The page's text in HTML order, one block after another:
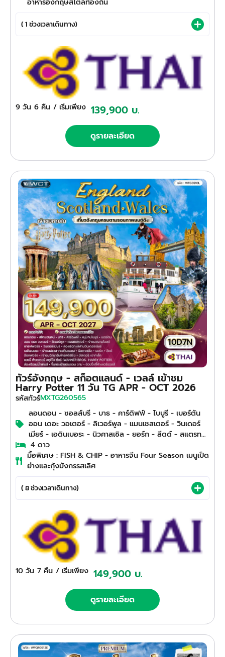
( 1 ช่วงเวลาเดินทาง)
9 วัน 6 คืน / เริ่มเพียง 139,900 บ.
ดูรายละเอียด
ทัวร์อังกฤษ - สก็อตแลนด์ - เวลล์ เข้าชม
Harry Potter 11 วัน TG APR - OCT 2026
รหัสทัวร์MXTG260565
ลอนดอน - ซอลส์บรี - บาธ - คาร์ดิฟฟ์ - ไบบูรี - เบอร์ตัน
ออน เดอะ วอเตอร์ - ลิเวอร์พูล - แมนเชสเตอร์ - วินเดอร์
เมียร์ - เอดินเบอระ - นิวคาสเซิล - ยอร์ก - ลีดด์ - สแตรทฟ
อร์ด อพอน เอวอน - อ็อกซ์ฟอร์ด
4 ดาว
มื้อพิเศษ : FISH & CHIP - อาหารจีน Four Season เมนูเป็ด
ย่างและกุ้งมังกรรสเลิศ
( 8 ช่วงเวลาเดินทาง)
10 วัน 7 คืน / เริ่มเพียง 149,900 บ.
ดูรายละเอียด